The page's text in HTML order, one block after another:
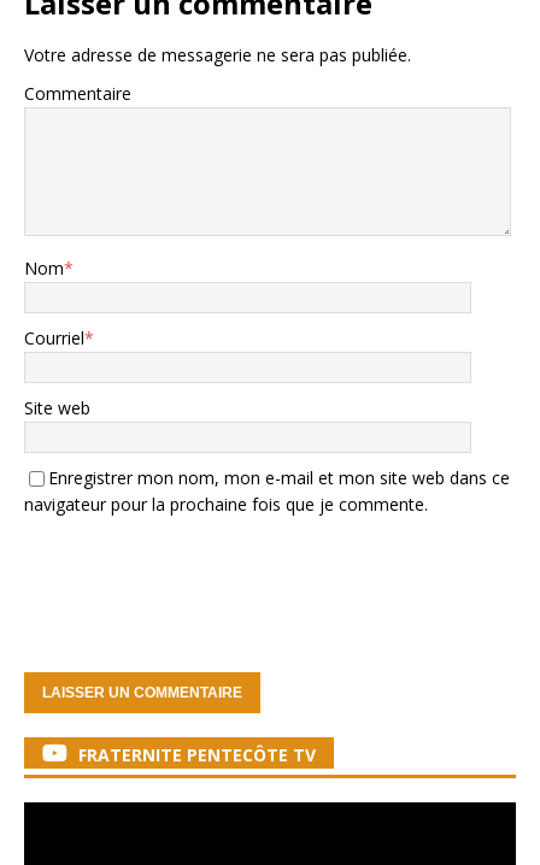
Votre adresse de messagerie ne sera pas publiée.
Commentaire
Nom*
Courriel*
Site web
Enregistrer mon nom, mon e-mail et mon site web dans ce
navigateur pour la prochaine fois que je commente.
FRATERNITE PENTECÔTE TV